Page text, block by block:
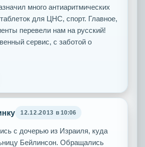
много антиаритмических
для ЦНС, спорт. Главное,
перевели нам на русский!
сервис, с заботой о
12.12.2013 в 10:06
с дочерью из Израиля, куда
Бейлинсон. Обращались